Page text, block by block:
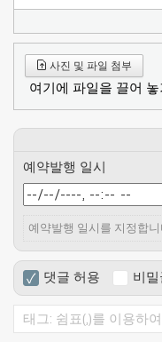
사진 및 파일 첨부
여기에 파일을 끌어
예약발행 일시
예약발행 일시를 지정합
✓ 댓글 허용 비